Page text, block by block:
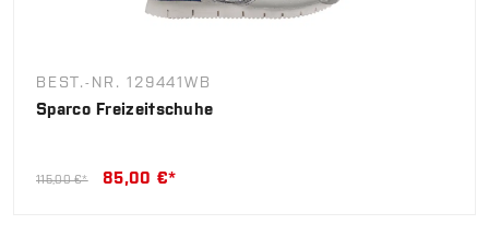
BEST.-NR. 129441WB
Sparco Freizeitschuhe
115,00 €* 85,00 €*